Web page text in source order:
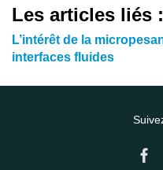
Les articles liés :
L’intérêt de la
interfaces fluides